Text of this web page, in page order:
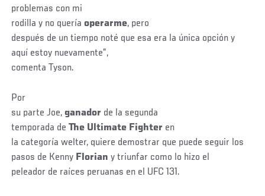
problemas con mi
rodilla y no queríaoperarme, pero
después de un tiempo noté que esa era la única opción y
aquí estoy nuevamente”,
comenta Tyson.
Por
su parte Joe,ganador de la segunda
temporada deThe Ultimate Fighter en
la categoría welter, quiere demostrar que puede seguir los
pasos de Kenny Florian y triunfar como lo hizo el
peleador de raíces peruanas en el UFC 131.